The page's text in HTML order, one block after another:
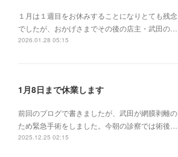
１月は１週目をお休みすることになりとても残念
でしたが、おかげさまでその後の店主・武田の…
2026.01.28 05:15
1月8日まで休業します
前回のブログで書きましたが、武田が網膜剥離の
ため緊急手術をしました。今朝の診察では術後…
2025.12.25 02:15